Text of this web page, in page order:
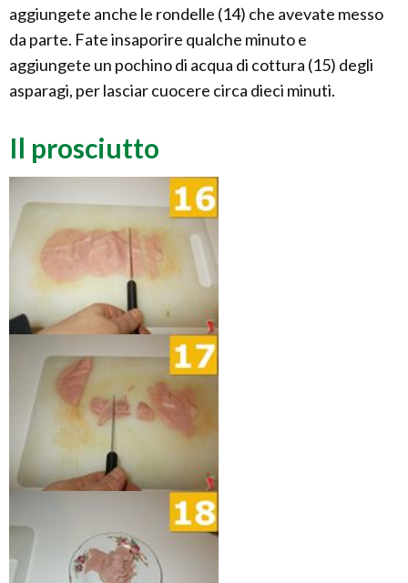
aggiungete anche le rondelle (14) che avevate messo
da parte. Fate insaporire qualche minuto e
aggiungete un pochino di acqua di cottura (15) degli
asparagi, per lasciar cuocere circa dieci minuti.
Il prosciutto